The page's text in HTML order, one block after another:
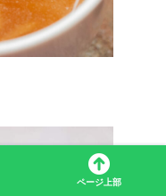
ページ上部